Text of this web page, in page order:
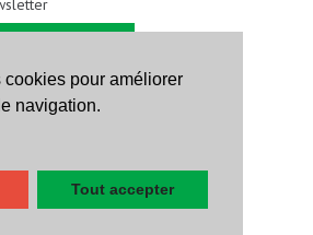
cookies pour améliorer
navigation.
Tout accepter
nous sur les